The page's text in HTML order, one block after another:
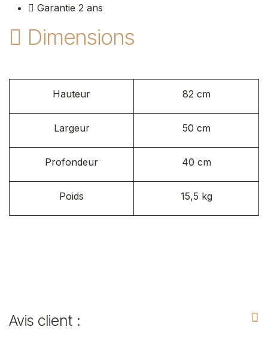
Garantie 2 ans​
Dimensions
Hauteur 82 cm
Largeur 50 cm
Profondeur 40 cm
Poids 15,5 kg
Avis client :